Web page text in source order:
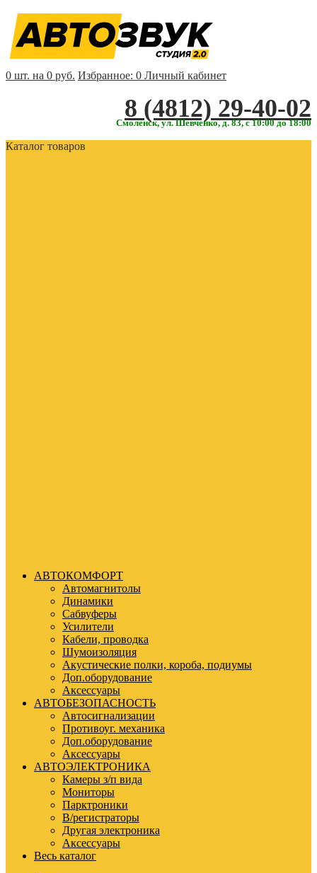
0 шт. на 0 руб. Избранное: 0 Личный кабинет
‎‎8 (4812) 29-40-02
Смоленск, ул. Шевченко, д. 83, с 10:00 до 18:00
Каталог товаров
АВТОКОМФОРТ
Автомагнитолы
Динамики
Сабвуферы
Усилители
Кабели, проводка
Шумоизоляция
Акустические полки, короба, подиумы
Доп.оборудование
Аксессуары
АВТОБЕЗОПАСНОСТЬ
Автосигнализации
Противоуг. механика
Доп.оборудование
Аксессуары
АВТОЭЛЕКТРОНИКА
Камеры з/п вида
Мониторы
Парктроники
В/регистраторы
Другая электроника
Аксессуары
Весь каталог